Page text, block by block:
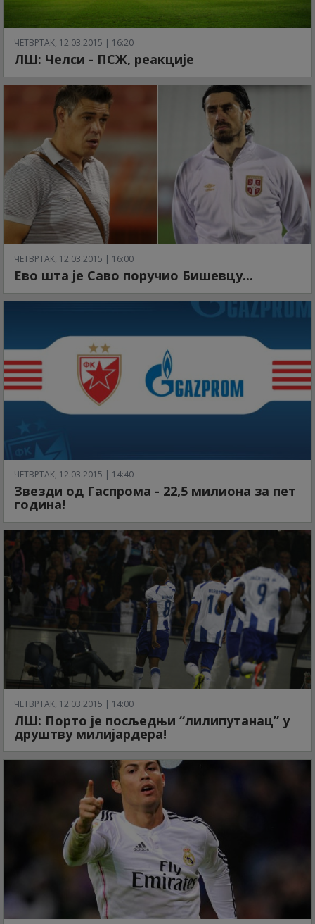
ЧЕТВРТАК, 12.03.2015 | 16:20
ЛШ: Челси - ПСЖ, реакције
ЧЕТВРТАК, 12.03.2015 | 16:00
Ево шта је Саво поручио Бишевцу...
ЧЕТВРТАК, 12.03.2015 | 14:40
Звезди од Гаспрома - 22,5 милиона за пет
година!
ЧЕТВРТАК, 12.03.2015 | 14:00
ЛШ: Порто је посљедњи “лилипутанац” у
друштву милијардера!